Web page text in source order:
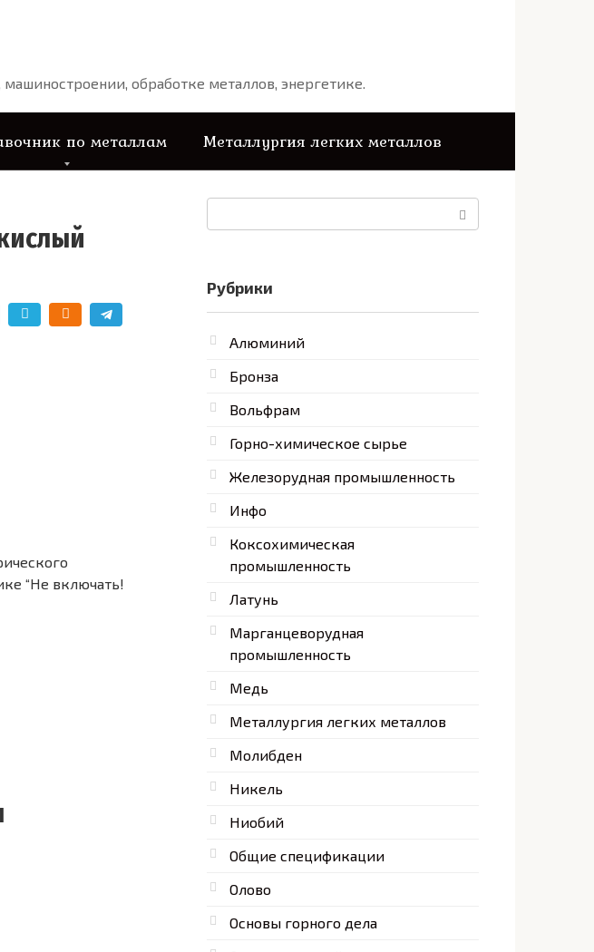
обработке металлов, энергетике.
по металлам Металлургия легких металлов
“Не включать!
Рубрики
Алюминий
Бронза
Вольфрам
Горно-химическое сырье
Железорудная промышленность
Инфо
Коксохимическая
промышленность
Латунь
Марганцеворудная
промышленность
Медь
Металлургия легких металлов
Молибден
Никель
Ниобий
Общие спецификации
Олово
Основы горного дела